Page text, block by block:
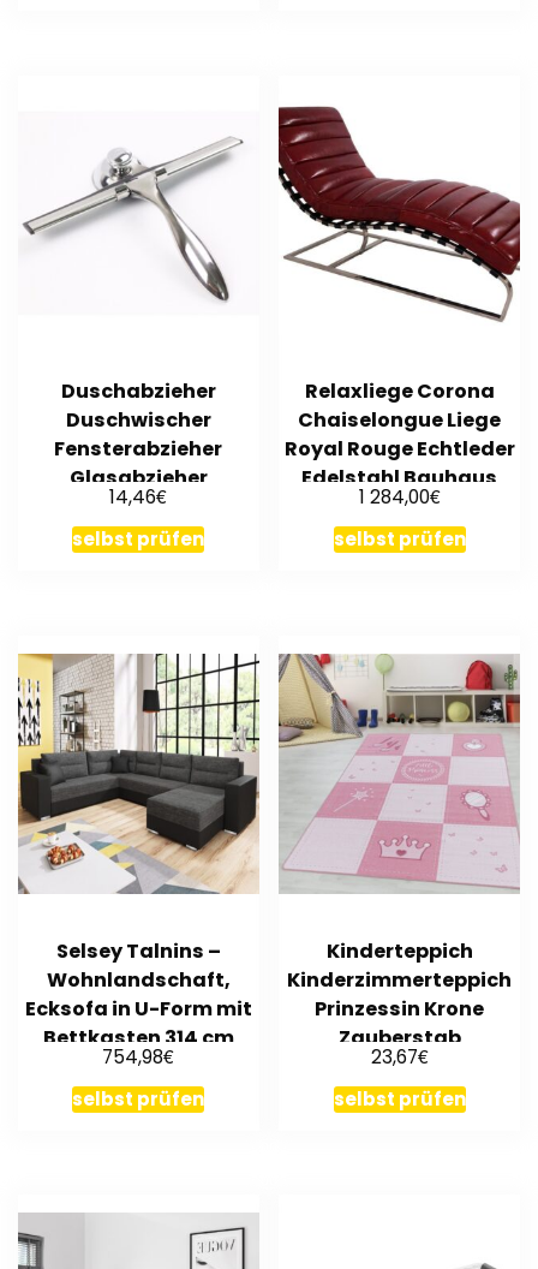
Duschabzieher
Duschwischer
Fensterabzieher
Glasabzieher
Glaswischer Bad
Edelstah
14,46€
selbst prüfen
Relaxliege Corona
Chaiselongue Liege
Royal Rouge Echtleder
Edelstahl Bauhaus
1 284,00€
selbst prüfen
Selsey Talnins –
Wohnlandschaft,
Ecksofa in U-Form mit
Bettkasten 314 cm
breit
754,98€
selbst prüfen
Kinderteppich
Kinderzimmerteppich
Prinzessin Krone
Zauberstab
Rechteckig PINK
23,67€
selbst prüfen